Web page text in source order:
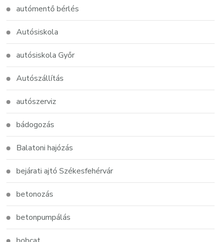
autómentő bérlés
Autósiskola
autósiskola Győr
Autószállítás
autószerviz
bádogozás
Balatoni hajózás
bejárati ajtó Székesfehérvár
betonozás
betonpumpálás